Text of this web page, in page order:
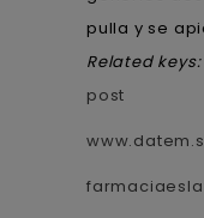
pulla y se
Related keys:
post